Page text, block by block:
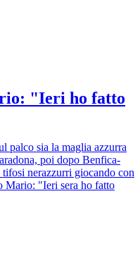
"Ieri ho fatto
palco sia la maglia azzurra
poi dopo Benfica-
nerazzurri giocando con
Mario: "Ieri sera ho fatto